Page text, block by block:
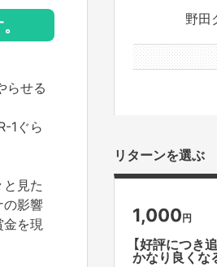
らせる
1ぐら
見た
の影響
金を現
野田
リターンを選ぶ
1,000円
【好評につき
かなり良くな